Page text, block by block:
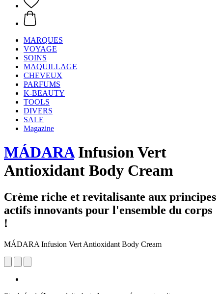
MARQUES
VOYAGE
SOINS
MAQUILLAGE
CHEVEUX
PARFUMS
K-BEAUTY
TOOLS
DIVERS
SALE
Magazine
MÁDARAInfusion Vert
Antioxidant Body Cream
Crème riche et revitalisante aux principes
actifs innovants pour l'ensemble du corps
!
MÁDARA Infusion Vert Antioxidant Body Cream